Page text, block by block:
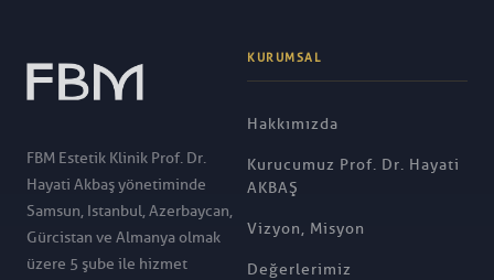
FBM Estetik Klinik Prof. Dr.
Hayati Akbaş yönetiminde
Samsun, Istanbul, Azerbaycan,
Gürcistan ve Almanya olmak
üzere 5 şube ile hizmet
KURUMSAL
Hakkımızda
Kurucumuz Prof. Dr. Hayati
AKBAŞ
Vizyon, Misyon
Değerlerimiz